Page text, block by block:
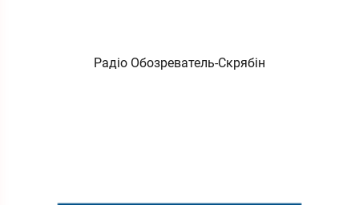
Радіо Обозреватель-Скрябін